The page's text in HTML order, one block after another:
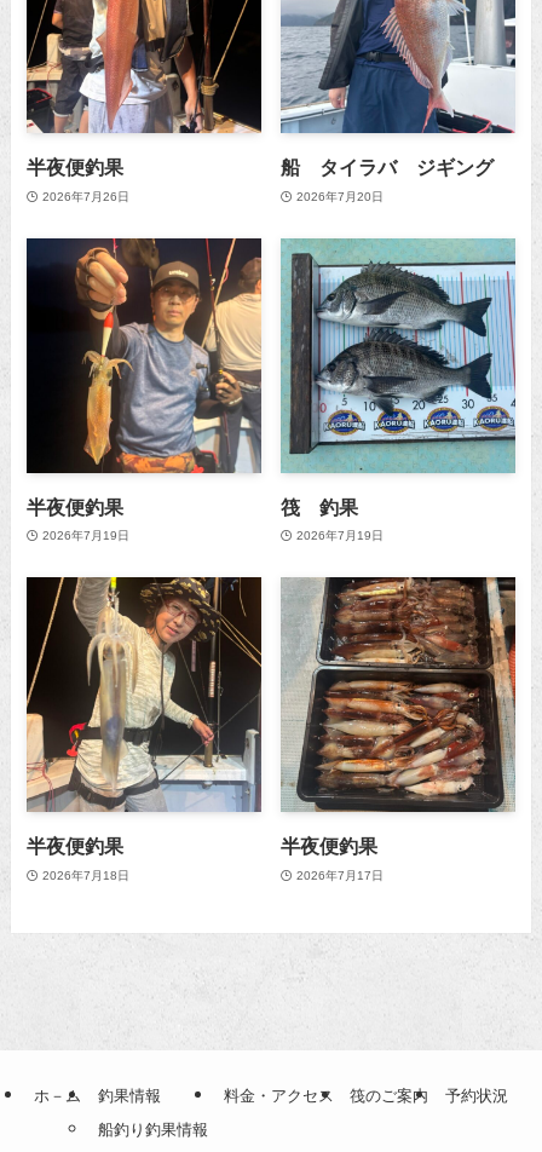
半夜便釣果
2026年7月26日
船 タイラバ ジギング
2026年7月20日
半夜便釣果
2026年7月19日
筏 釣果
2026年7月19日
半夜便釣果
2026年7月18日
半夜便釣果
2026年7月17日
ホ－ム
釣果情報
船釣り釣果情報
料金・アクセス 筏のご案内 予約状況